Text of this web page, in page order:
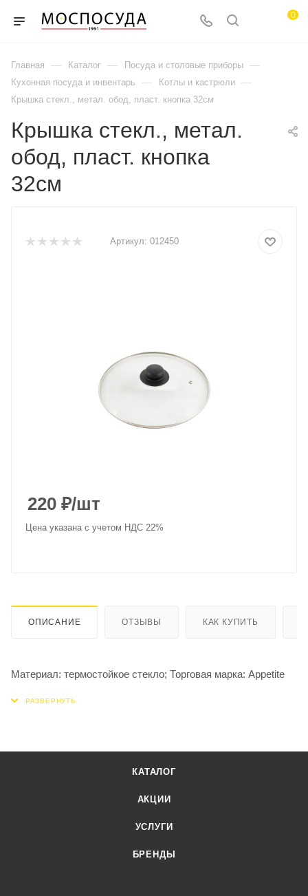
0
Главная — Каталог — Посуда и столовые приборы —
Кухонная посуда и инвентарь — Котлы и кастрюли —
Крышка стекл., метал. обод, пласт. кнопка 32см
Крышка стекл., метал.
обод, пласт. кнопка
32см
Артикул: 012450
220 ₽/шт
Цена указана с учетом НДС 22%
ОПИСАНИЕ ОТЗЫВЫ КАК КУПИТЬ
Материал: термостойкое стекло; Торговая марка: Appetite
КАТАЛОГ
АКЦИИ
УСЛУГИ
БРЕНДЫ